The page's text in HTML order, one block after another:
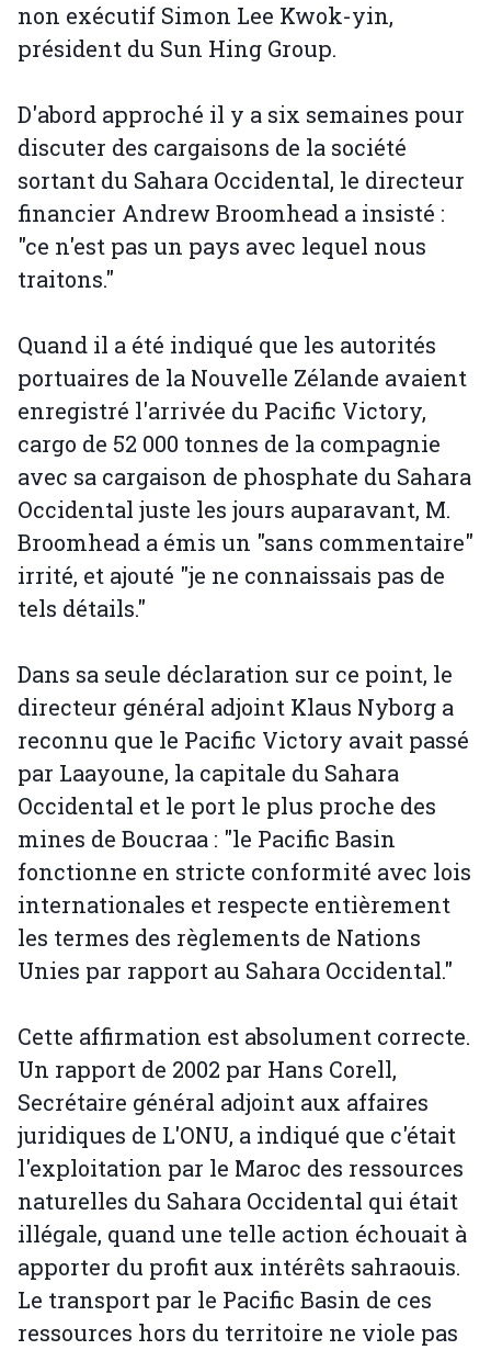
non exécutif Simon Lee Kwok-yin,
président du Sun Hing Group.
D'abord approché il y a six semaines pour
discuter des cargaisons de la société
sortant du Sahara Occidental, le directeur
financier Andrew Broomhead a insisté :
"ce n'est pas un pays avec lequel nous
traitons."
Quand il a été indiqué que les autorités
portuaires de la Nouvelle Zélande avaient
enregistré l'arrivée du Pacific Victory,
cargo de 52 000 tonnes de la compagnie
avec sa cargaison de phosphate du Sahara
Occidental juste les jours auparavant, M.
Broomhead a émis un "sans commentaire"
irrité, et ajouté "je ne connaissais pas de
tels détails."
Dans sa seule déclaration sur ce point, le
directeur général adjoint Klaus Nyborg a
reconnu que le Pacific Victory avait passé
par Laayoune, la capitale du Sahara
Occidental et le port le plus proche des
mines de Boucraa : "le Pacific Basin
fonctionne en stricte conformité avec lois
internationales et respecte entièrement
les termes des règlements de Nations
Unies par rapport au Sahara Occidental."
Cette affirmation est absolument correcte.
Un rapport de 2002 par Hans Corell,
Secrétaire général adjoint aux affaires
juridiques de L'ONU, a indiqué que c'était
l'exploitation par le Maroc des ressources
naturelles du Sahara Occidental qui était
illégale, quand une telle action échouait à
apporter du profit aux intérêts sahraouis.
Le transport par le Pacific Basin de ces
ressources hors du territoire ne viole pas